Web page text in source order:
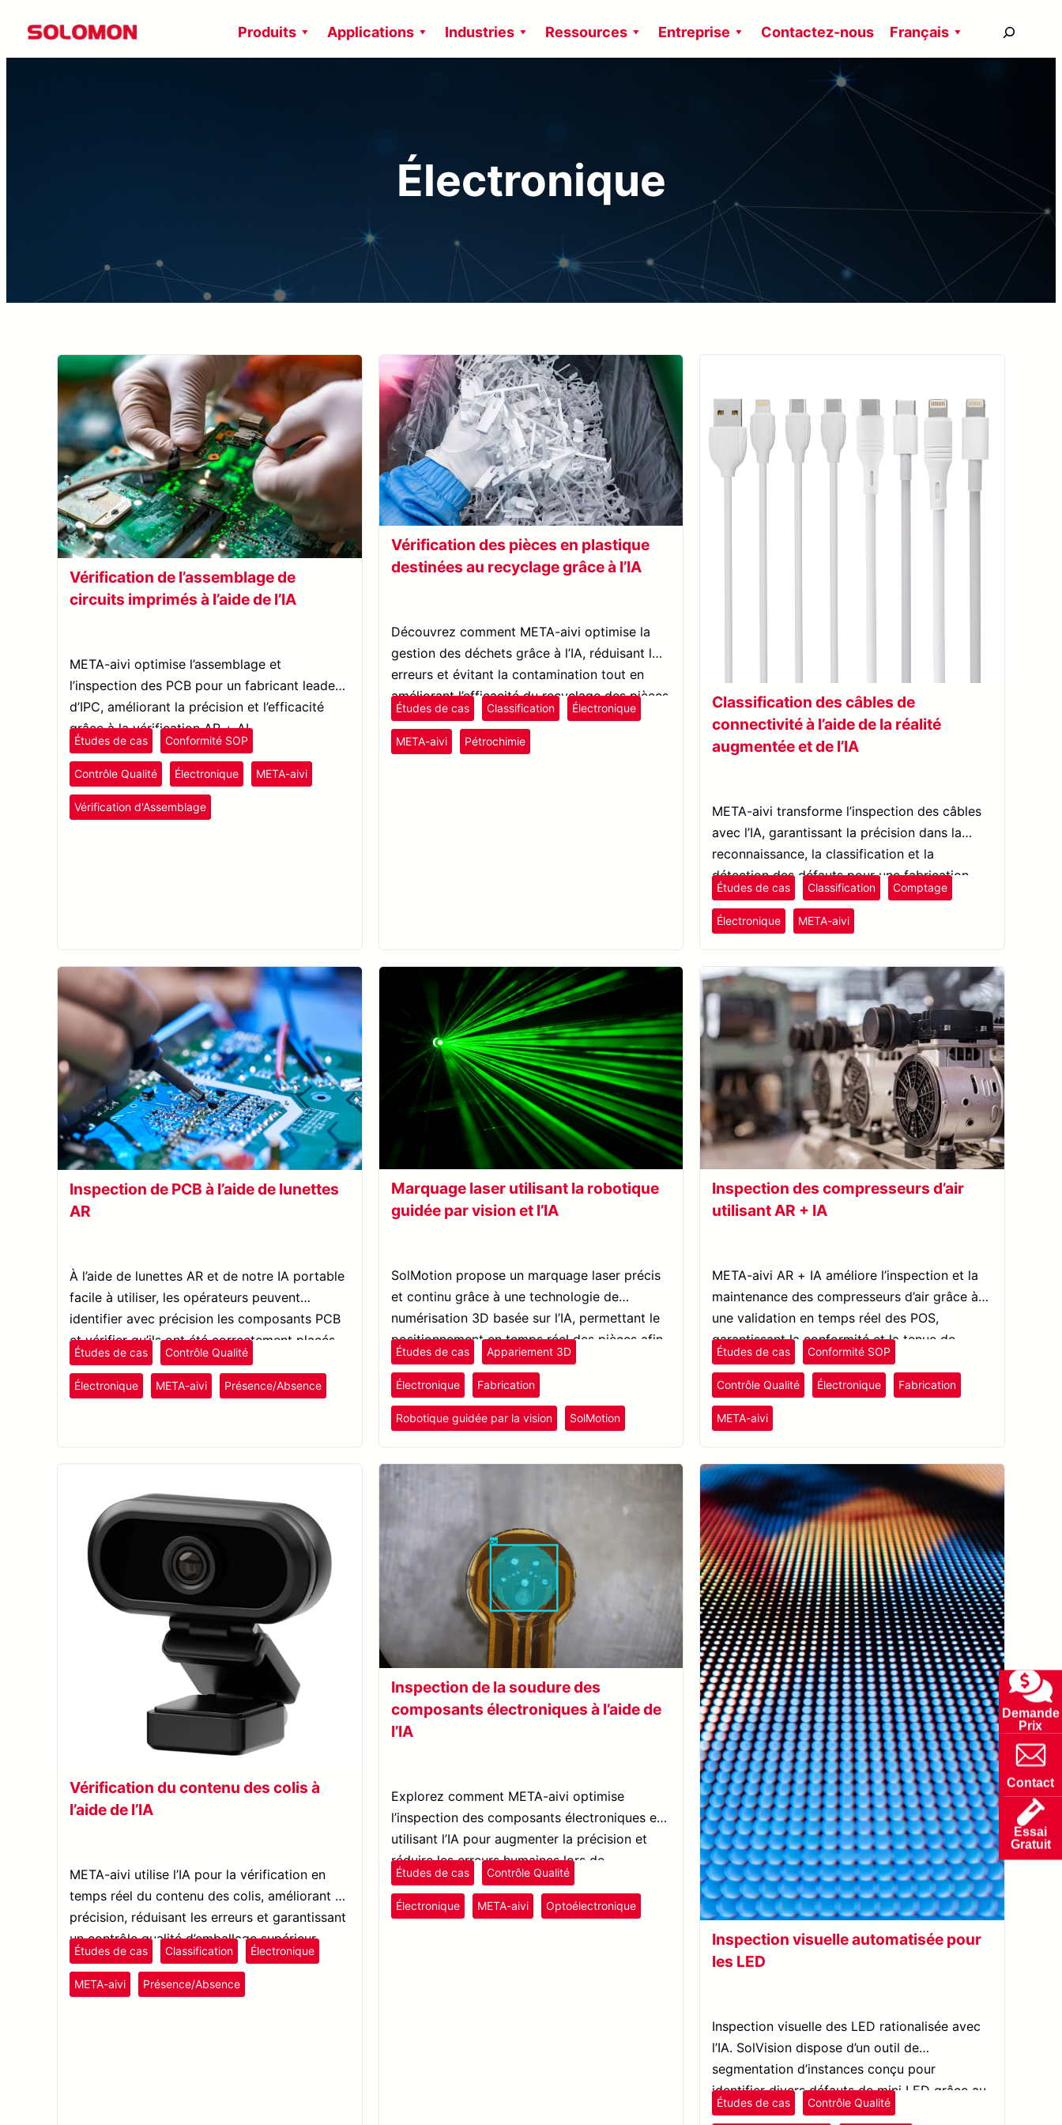
Produits Applications Industries Ressources Entreprise Contactez-nous Français
Électronique
Vérification de l’assemblage de
circuits imprimés à l’aide de l’IA
META-aivi optimise l’assemblage et
l’inspection des PCB pour un fabricant leader
d’IPC, améliorant la précision et l’efficacité
grâce à la vérification AR + AI.
Études de cas Conformité SOP
Contrôle Qualité Électronique META-aivi
Vérification d'Assemblage
Vérification des pièces en plastique
destinées au recyclage grâce à l’IA
Découvrez comment META-aivi optimise la
gestion des déchets grâce à l’IA, réduisant les
erreurs et évitant la contamination tout en
améliorant l’efficacité du recyclage des pièces
en plastique.
Études de cas Classification Électronique
META-aivi Pétrochimie
Classification des câbles de
connectivité à l’aide de la réalité
augmentée et de l’IA
META-aivi transforme l’inspection des câbles
avec l’IA, garantissant la précision dans la
reconnaissance, la classification et la
détection des défauts pour une fabrication
électronique efficace.
Études de cas Classification Comptage
Électronique META-aivi
Inspection de PCB à l’aide de lunettes
AR
À l’aide de lunettes AR et de notre IA portable
facile à utiliser, les opérateurs peuvent
identifier avec précision les composants PCB
et vérifier qu’ils ont été correctement placés.
Études de cas Contrôle Qualité
Électronique META-aivi Présence/Absence
Marquage laser utilisant la robotique
guidée par vision et l’IA
SolMotion propose un marquage laser précis
et continu grâce à une technologie de
numérisation 3D basée sur l’IA, permettant le
positionnement en temps réel des pièces afin
que les robots identifient et marquent les
objets avec précision.
Études de cas Appariement 3D
Électronique Fabrication
Robotique guidée par la vision SolMotion
Inspection des compresseurs d’air
utilisant AR + IA
META-aivi AR + IA améliore l’inspection et la
maintenance des compresseurs d’air grâce à
une validation en temps réel des POS,
garantissant la conformité et la tenue de
dossiers numériques.
Études de cas Conformité SOP
Contrôle Qualité Électronique Fabrication
META-aivi
Vérification du contenu des colis à
l’aide de l’IA
META-aivi utilise l’IA pour la vérification en
temps réel du contenu des colis, améliorant la
précision, réduisant les erreurs et garantissant
un contrôle qualité d’emballage supérieur.
Études de cas Classification Électronique
META-aivi Présence/Absence
Inspection de la soudure des
composants électroniques à l’aide de
l’IA
Explorez comment META-aivi optimise
l’inspection des composants électroniques en
utilisant l’IA pour augmenter la précision et
réduire les erreurs humaines lors de
l’inspection des soudures.
Études de cas Contrôle Qualité
Électronique META-aivi Optoélectronique
Inspection visuelle automatisée pour
les LED
Inspection visuelle des LED rationalisée avec
l’IA. SolVision dispose d’un outil de
segmentation d’instances conçu pour
identifier divers défauts de mini LED grâce au
traitement d’images.
Études de cas Contrôle Qualité
Demande
Prix
Contact
Essai
Gratuit